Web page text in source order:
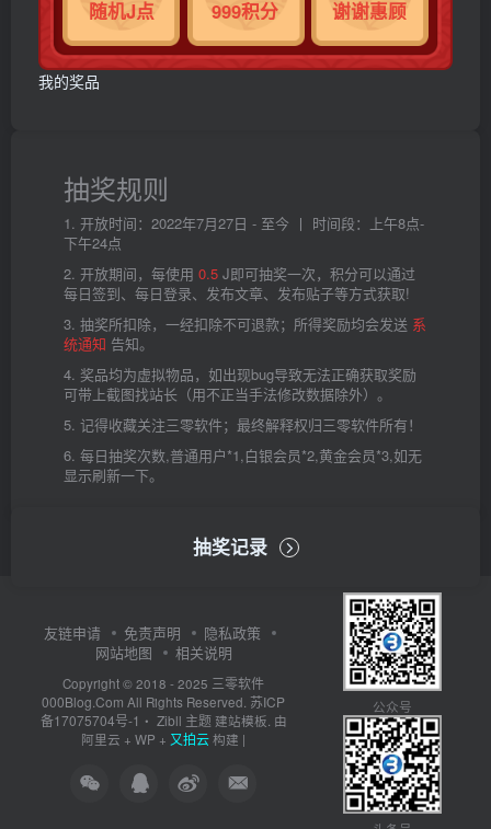
谢谢惠顾
999积分
随机J点
我的奖品
抽奖规则
1. 开放时间：2022年7月27日 - 至今 丨 时间段：上午8点-
下午24点
2. 开放期间，每使用 0.5 J即可抽奖一次，积分可以通过
每日签到、每日登录、发布文章、发布贴子等方式获取!
3. 抽奖所扣除，一经扣除不可退款；所得奖励均会发送系
统通知 告知。
4. 奖品均为虚拟物品，如出现bug导致无法正确获取奖励
可带上截图找站长（用不正当手法修改数据除外）。
5. 记得收藏关注三零软件；最终解释权归三零软件所有！
6. 每日抽奖次数,普通用户*1,白银会员*2,黄金会员*3,如无
显示刷新一下。
抽奖记录
友链申请 免责声明
隐私政策
网站地图
相关说明
Copyright © 2018 - 2025 三零软件
000Blog.Com All Rights Reserved. 苏ICP
备17075704号-1 ・ Zibll 主题建站模板. 由
阿里云 + WP + 又拍云构建 |
公众号